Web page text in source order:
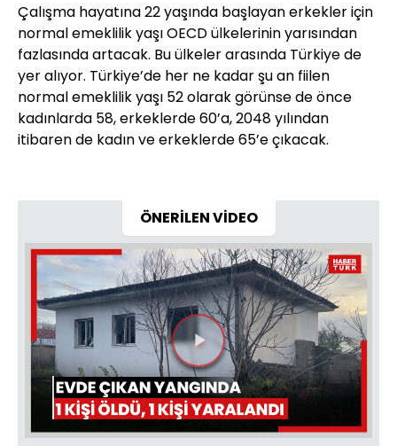
Çalışma hayatına 22 yaşında başlayan erkekler için
normal emeklilik yaşı OECD ülkelerinin yarısından
fazlasında artacak. Bu ülkeler arasında Türkiye de
yer alıyor. Türkiye’de her ne kadar şu an fiilen
normal emeklilik yaşı 52 olarak görünse de önce
kadınlarda 58, erkeklerde 60’a, 2048 yılından
itibaren de kadın ve erkeklerde 65’e çıkacak.
ÖNERİLEN VİDEO
Videoyu
Oynat